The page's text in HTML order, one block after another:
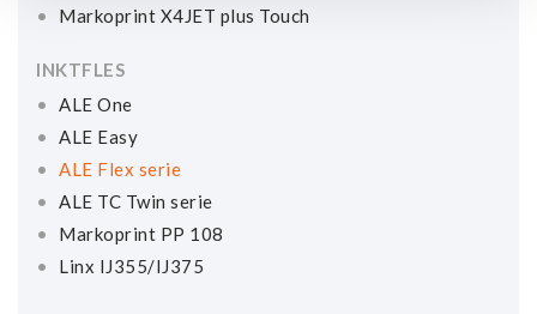
Markoprint X4JET plus Touch
INKTFLES
ALE One
ALE Easy
ALE Flex serie
ALE TC Twin serie
Markoprint PP 108
Linx IJ355/IJ375